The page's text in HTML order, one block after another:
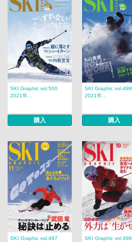
SKI Graphic vol.500
2021年...
購入
SKI Graphic vol.499
2021年...
購入
SKI Graphic vol.497
SKI Graphic vol.496